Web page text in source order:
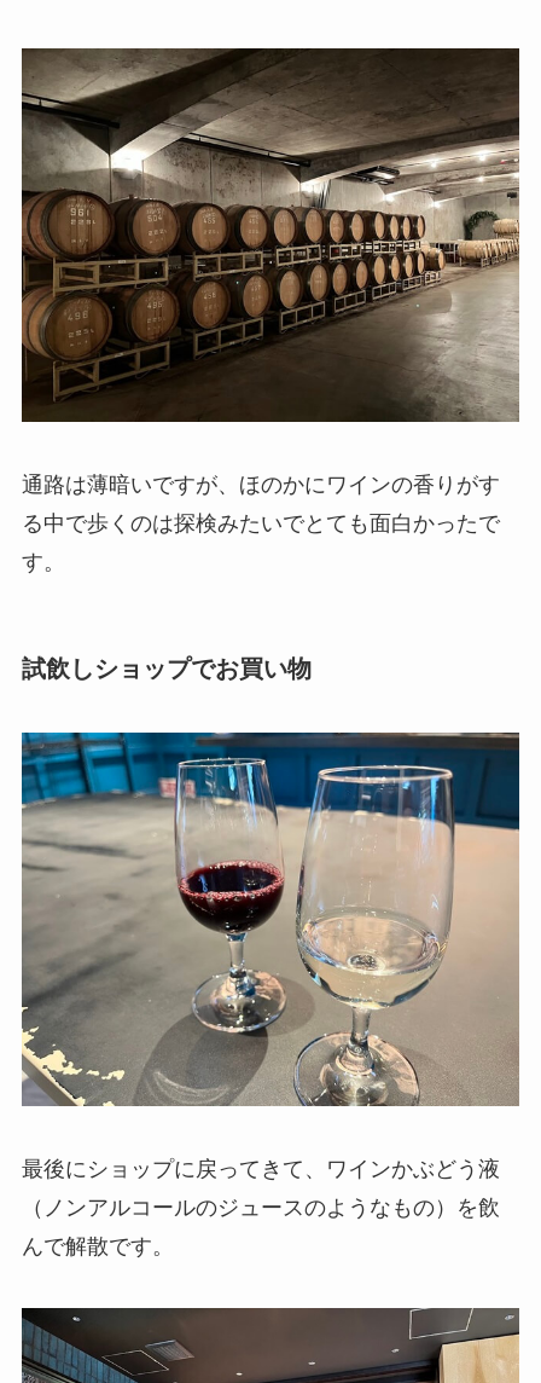
通路は薄暗いですが、ほのかにワインの香りがす
る中で歩くのは探検みたいでとても面白かったで
す。
試飲しショップでお買い物
最後にショップに戻ってきて、ワインかぶどう液
（ノンアルコールのジュースのようなもの）を飲
んで解散です。